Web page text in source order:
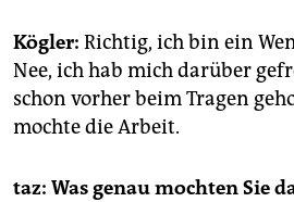
Kögler: Richtig, ich bin ein
Nee, ich hab mich darüber
schon vorher beim Tragen
mochte die Arbeit.
taz: Was genau mochten Sie